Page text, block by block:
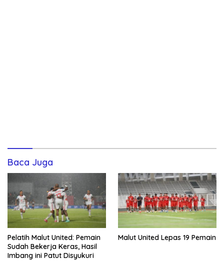
Baca Juga
Pelatih Malut United: Pemain
Sudah Bekerja Keras, Hasil
Imbang ini Patut Disyukuri
Malut United Lepas 19 Pemain